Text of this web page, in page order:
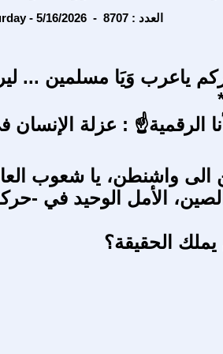
Saturday - 5/16/2026 - العدد : 8707
ياعرب وَيَا مسلمين ...
الرقمية☝ : عزلة
واشنطن، يا شعوب
الأمل الوحيد في -
الحقيقة؟